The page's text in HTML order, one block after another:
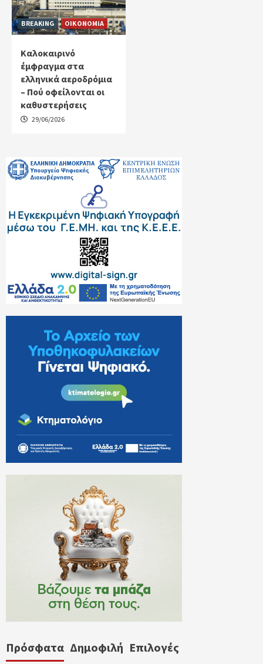
BREAKING ΟΙΚΟΝΟΜΙΑ
Καλοκαιρινό
έμφραγμα στα
ελληνικά αεροδρόμια
– Πού οφείλονται οι
καθυστερήσεις
29/06/2026
Πρόσφατα Δημοφιλή Επιλογές